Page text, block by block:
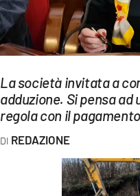
SPORT
Streaming
LAC NETWORK
La società invitata a
adduzione. Si pensa
regola con il
REDAZIONE